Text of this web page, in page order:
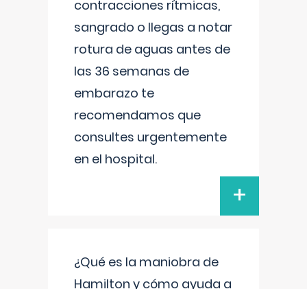
contracciones rítmicas,
sangrado o llegas a notar
rotura de aguas antes de
las 36 semanas de
embarazo te
recomendamos que
consultes urgentemente
en el hospital.
+
¿Qué es la maniobra de
Hamilton y cómo ayuda a